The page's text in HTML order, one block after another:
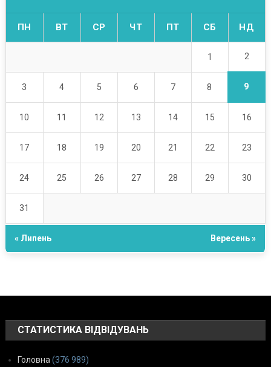
ПН ВТ СР ЧТ ПТ СБ НД
1 2
3 4 5 6 7 8 9
10 11 12 13 14 15 16
17 18 19 20 21 22 23
24 25 26 27 28 29 30
31
« Липень Вересень »
СТАТИСТИКА ВІДВІДУВАНЬ
Головна (376 989)